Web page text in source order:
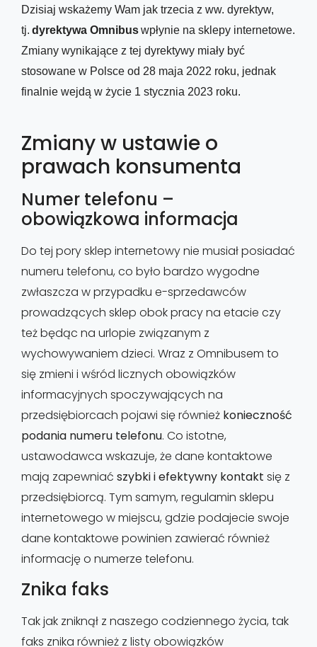
Dzisiaj wskażemy Wam jak trzecia z ww. dyrektyw,
tj. dyrektywa Omnibus wpłynie na sklepy internetowe.
Zmiany wynikające z tej dyrektywy miały być
finalnie wejdą w życie 1 stycznia 2023 roku.
Zmiany w ustawie o
prawach konsumenta
Numer telefonu –
obowiązkowa informacja
Do tej pory sklep internetowy nie musiał posiadać
numeru telefonu, co było bardzo wygodne
zwłaszcza w przypadku e-sprzedawców
prowadzących sklep obok pracy na etacie czy
też będąc na urlopie związanym z
wychowywaniem dzieci. Wraz z Omnibusem to
się zmieni i wśród licznych obowiązków
informacyjnych spoczywających na
przedsiębiorcach pojawi się również konieczność
podania numeru telefonu. Co istotne,
ustawodawca wskazuje, że dane kontaktowe
mają zapewniać szybki i efektywny kontakt się z
przedsiębiorcą. Tym samym, regulamin sklepu
internetowego w miejscu, gdzie podajecie swoje
dane kontaktowe powinien zawierać również
informację o numerze telefonu.
Znika faks
Tak jak zniknął z naszego codziennego życia, tak
faks znika również z listy obowiązków